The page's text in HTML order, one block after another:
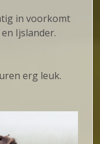
in voorkomt
Ijslander.
erg leuk.